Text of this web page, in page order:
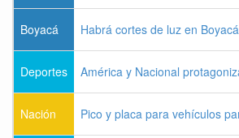
Boyacá Habrá cortes de luz en
Deportes América y Nacional
Nación Pico y placa para vehículos